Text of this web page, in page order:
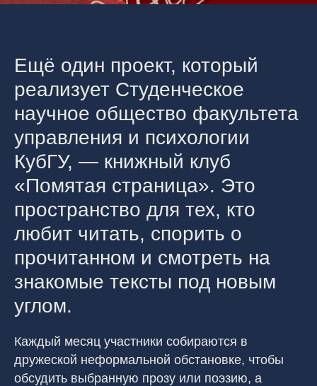
Ещё один проект, который
реализует Студенческое
научное общество факультета
управления и психологии
КубГУ, — книжный клуб
«Помятая страница». Это
пространство для тех, кто
любит читать, спорить о
прочитанном и смотреть на
знакомые тексты под новым
углом.
Каждый месяц участники собираются в
дружеской неформальной обстановке, чтобы
обсудить выбранную прозу или поэзию, а